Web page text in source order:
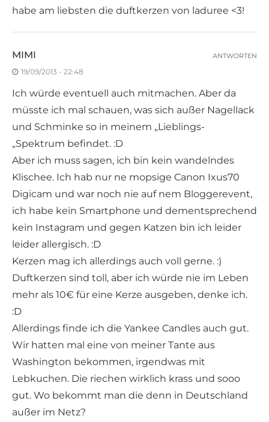
habe am liebsten die duftkerzen von laduree <3!
MIMI
19/09/2013 - 22:48
Ich würde eventuell auch mitmachen. Aber da
müsste ich mal schauen, was sich außer Nagellack
und Schminke so in meinem „Lieblings-
„Spektrum befindet. :D
Aber ich muss sagen, ich bin kein wandelndes
Klischee. Ich hab nur ne mopsige Canon Ixus70
Digicam und war noch nie auf nem Bloggerevent,
ich habe kein Smartphone und dementsprechend
kein Instagram und gegen Katzen bin ich leider
leider allergisch. :D
Kerzen mag ich allerdings auch voll gerne. :)
Duftkerzen sind toll, aber ich würde nie im Leben
mehr als 10€ für eine Kerze ausgeben, denke ich.
:D
Allerdings finde ich die Yankee Candles auch gut.
Wir hatten mal eine von meiner Tante aus
Washington bekommen, irgendwas mit
Lebkuchen. Die riechen wirklich krass und sooo
gut. Wo bekommt man die denn in Deutschland
außer im Netz?
ANTWORTEN